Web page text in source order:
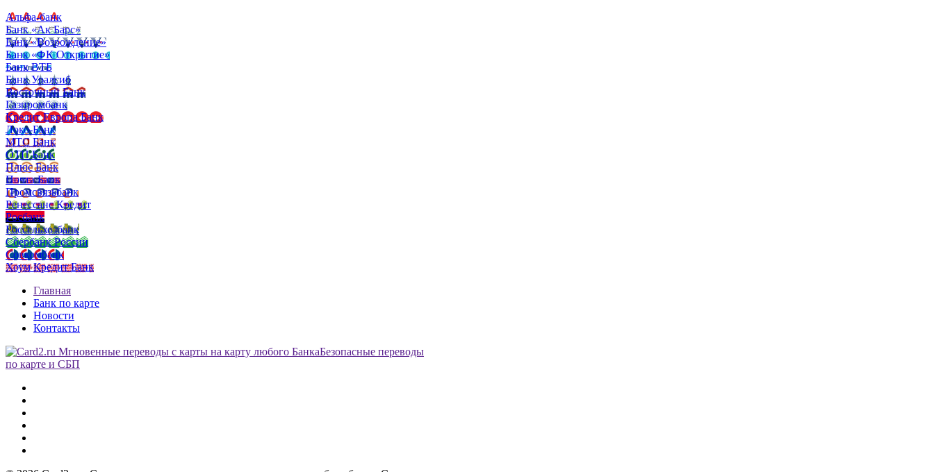
Альфа-банк
Банк «Ак Барс»
Банк «Возрождение»
Банк «ФК Открытие»
Банк ВТБ
Банк Уралсиб
Восточный Банк
Газпромбанк
Кредит Европа Банк
Локо-Банк
МТС Банк
ОТП Банк
Плюс Банк
Почта Банк
Промсвязьбанк
Ренессанс Кредит
Росбанк
Россельхозбанк
Сбербанк России
Совкомбанк
Хоум Кредит Банк
Главная
Банк по карте
Новости
Контакты
Безопасные переводы
по карте и СБП